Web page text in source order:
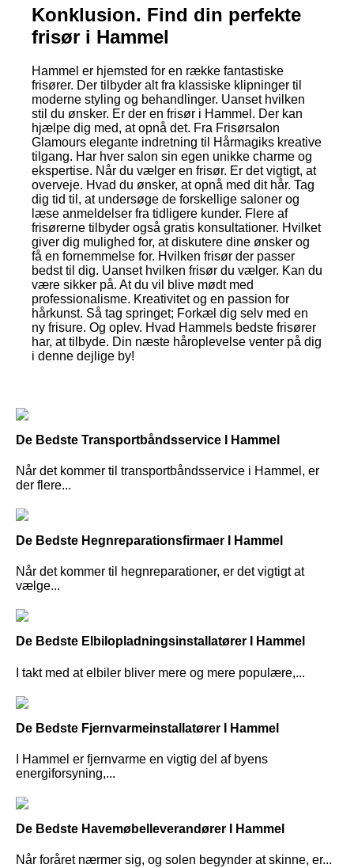
Konklusion. Find din perfekte
frisør i Hammel
Hammel er hjemsted for en række fantastiske
frisører. Der tilbyder alt fra klassiske klipninger til
moderne styling og behandlinger. Uanset hvilken
stil du ønsker. Er der en frisør i Hammel. Der kan
hjælpe dig med, at opnå det. Fra Frisørsalon
Glamours elegante indretning til Hårmagiks kreative
tilgang. Har hver salon sin egen unikke charme og
ekspertise. Når du vælger en frisør. Er det vigtigt, at
overveje. Hvad du ønsker, at opnå med dit hår. Tag
dig tid til, at undersøge de forskellige saloner og
læse anmeldelser fra tidligere kunder. Flere af
frisørerne tilbyder også gratis konsultationer. Hvilket
giver dig mulighed for, at diskutere dine ønsker og
få en fornemmelse for. Hvilken frisør der passer
bedst til dig. Uanset hvilken frisør du vælger. Kan du
være sikker på. At du vil blive mødt med
professionalisme. Kreativitet og en passion for
hårkunst. Så tag springet; Forkæl dig selv med en
ny frisure. Og oplev. Hvad Hammels bedste frisører
har, at tilbyde. Din næste håroplevelse venter på dig
i denne dejlige by!
De Bedste Transportbåndsservice I Hammel
Når det kommer til transportbåndsservice i Hammel, er
der flere...
De Bedste Hegnreparationsfirmaer I Hammel
Når det kommer til hegnreparationer, er det vigtigt at
vælge...
De Bedste Elbilopladningsinstallatører I Hammel
I takt med at elbiler bliver mere og mere populære,...
De Bedste Fjernvarmeinstallatører I Hammel
I Hammel er fjernvarme en vigtig del af byens
energiforsyning,...
De Bedste Havemøbelleverandører I Hammel
Når foråret nærmer sig, og solen begynder at skinne, er...